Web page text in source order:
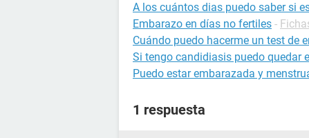
A los cuántos dias puedo saber si
Embarazo en días no fertiles -
Cuándo puedo hacerme un test de
Si tengo candidiasis puedo quedar
Puedo estar embarazada y
1 respuesta